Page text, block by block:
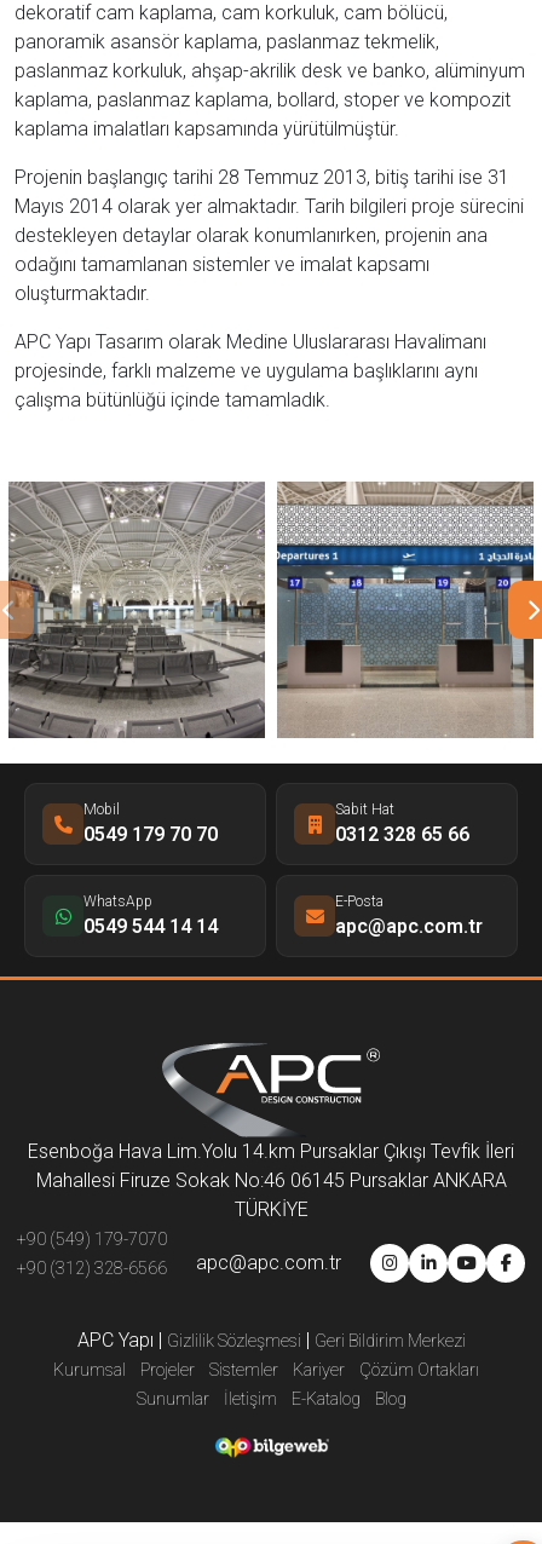
dekoratif cam kaplama, cam korkuluk, cam bölücü,
panoramik asansör kaplama, paslanmaz tekmelik,
paslanmaz korkuluk, ahşap-akrilik desk ve banko, alüminyum
kaplama, paslanmaz kaplama, bollard, stoper ve kompozit
kaplama imalatları kapsamında yürütülmüştür.
Projenin başlangıç tarihi 28 Temmuz 2013, bitiş tarihi ise 31
Mayıs 2014 olarak yer almaktadır. Tarih bilgileri proje sürecini
destekleyen detaylar olarak konumlanırken, projenin ana
odağını tamamlanan sistemler ve imalat kapsamı
oluşturmaktadır.
APC Yapı Tasarım olarak Medine Uluslararası Havalimanı
projesinde, farklı malzeme ve uygulama başlıklarını aynı
çalışma bütünlüğü içinde tamamladık.
Mobil
0549 179 70 70
Sabit Hat
0312 328 65 66
WhatsApp
0549 544 14 14
E-Posta
apc@apc.com.tr
Esenboğa Hava Lim.Yolu 14.km Pursaklar Çıkışı Tevfik İleri
Mahallesi Firuze Sokak No:46 06145 Pursaklar ANKARA
TÜRKİYE
+90 (549) 179-7070
+90 (312) 328-6566
apc@apc.com.tr
APC Yapı | Gizlilik Sözleşmesi | Geri Bildirim Merkezi
Kurumsal
Projeler Sistemler Kariyer
Çözüm Ortakları
Sunumlar
İletişim E-Katalog Blog